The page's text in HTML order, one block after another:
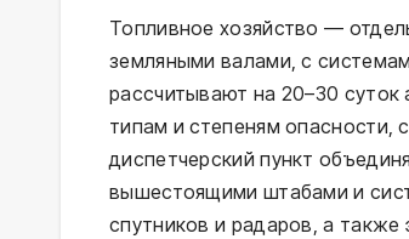
Топливное хозяйство —
земляными валами, с
рассчитывают на 20–30
типам и степеням
диспетчерский пункт
вышестоящими штабами и
спутников и радаров, а также